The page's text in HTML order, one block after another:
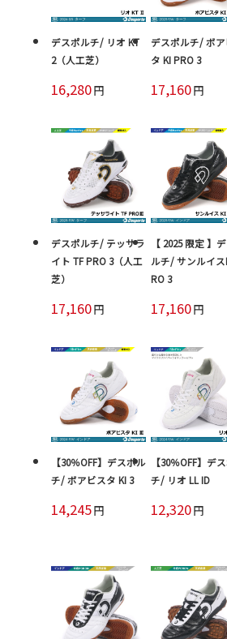
デスポルチ/ リオ KT
2（人工芝）
16,280円
デスポルチ/ ボア
タ KI PRO 3
17,160円
デスポルチ/ テッサラ
イト TF PRO 3（人工
芝）
17,160円
【 2025 限定 】
ルチ/ サンルイス
RO 3
17,160円
【30％OFF】デスポル
チ/ ボアビスタ KI 3
14,245円
【30％OFF】デ
チ/ リオ LL ID
12,320円